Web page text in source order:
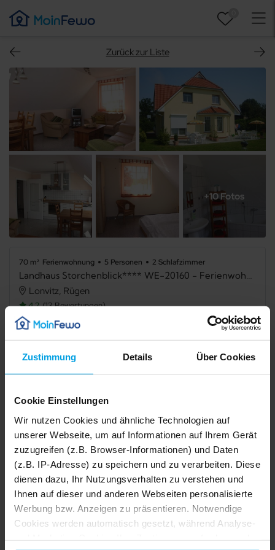
Zustimmung Details Über Cookies
Cookie Einstellungen
Wir nutzen Cookies und ähnliche Technologien auf
unserer Webseite, um auf Informationen auf Ihrem Gerät
zuzugreifen (z.B. Browser-Informationen) und Daten
(z.B. IP-Adresse) zu speichern und zu verarbeiten. Diese
dienen dazu, Ihr Nutzungsverhalten zu verstehen und
Ihnen auf dieser und anderen Webseiten personalisierte
Werbung bzw. Anzeigen zu präsentieren. Notwendige
Cookies werden automatisch gesetzt, während Analyse-
Zurück zur Liste
+10 Fotos
70 m² Ferienwohnung 5 Personen 2 Schlafzimmer
Landhaus Storchenblick**** WE-20160 - Ferienwohnung 2 (1.OG)
Lonvitz, Rügen
4,2 13 Bewertungen
Verfügbarkeit prüfen
TV
Mikrowelle Badewanne
Haustiere nicht erlaubt Nichtraucher
Fahrradabstellraum Allergikerfreundlich
Beschreibung
1/10
2/10